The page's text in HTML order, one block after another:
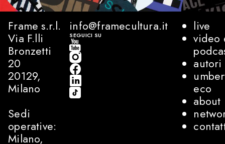
Frame s.r.l.
Via F.lli
Bronzetti
20
20129,
Milano
Sedi
operative:
Milano,
info@framecultura.it
SEGUICI SU
live
video
autori
eco
about